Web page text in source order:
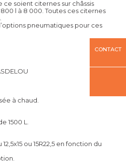
soient citernes sur châssis
l à 8 000. Toutes ces citernes
pneumatiques pour ces
à chaud.
1500 L.
12,5x15 ou 15R22,5 en fonction du
CONTACT